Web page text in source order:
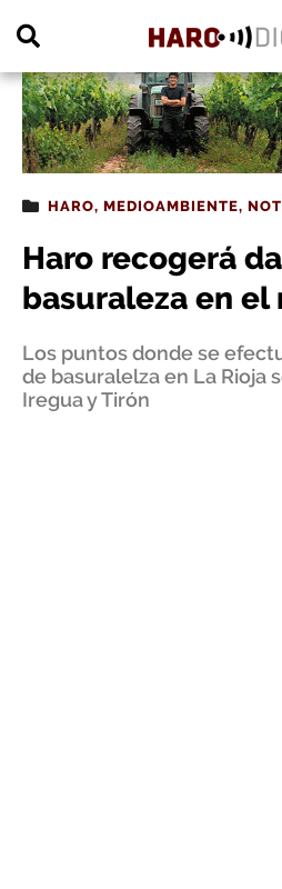
HARO, MEDIOAMBIENTE,
Haro recogerá
basuraleza en el
Los puntos donde se
de basuralelza en La Rioja
Iregua y Tirón